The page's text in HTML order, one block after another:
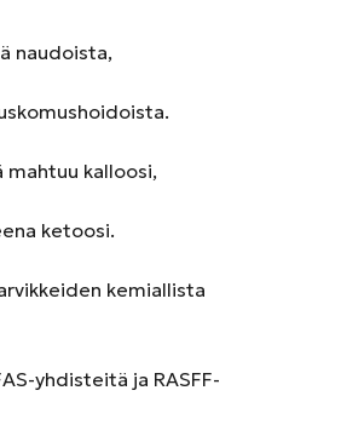
naudoista,
mahtuu kalloosi,
ketoosi.
kemiallista
yhdisteitä ja RASFF-